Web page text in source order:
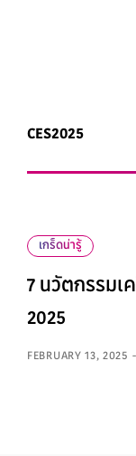
CES2025
เกร็ดน่ารู้
7 นวัตกรรมเ
2025
FEBRUARY 13, 2025